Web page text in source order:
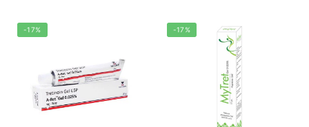
-17% -17%